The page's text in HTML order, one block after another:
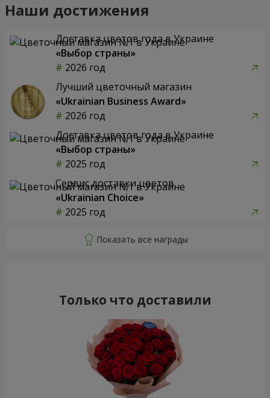
Наши достижения
Доставка цветов года в Украине
«Выбор страны»
2026 год
Лучший цветочный магазин
«Ukrainian Business Award»
2026 год
Доставка цветов года в Украине
«Выбор страны»
2025 год
Сервис доставки цветов
«Ukrainian Choice»
2025 год
Только что доставили